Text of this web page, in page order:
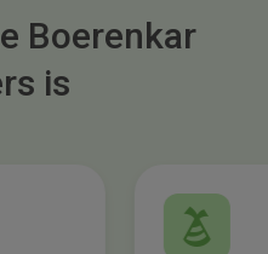
Boerenkar
is